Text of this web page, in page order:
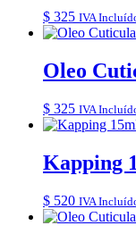
$ 325 IVA
Oleo
$ 325 IVA
Kapping
$ 520 IVA